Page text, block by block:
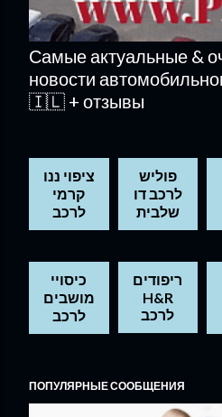
Самые актуальные &
новости
🇮🇱 + отзывы
ציפוי ננו
קרמי
לרכב
פוליש
לרכב דו
שלבית
כיסויי
מושבים
לרכב
ריפודים
H&R
לרכב
ПОПУЛЯРНЫЕ СООБЩЕНИЯ